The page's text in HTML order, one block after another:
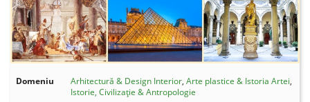
Domeniu Arhitectură & Design Interior,Arte plastice & Istoria Artei,
Istorie, Civilizație & Antropologie